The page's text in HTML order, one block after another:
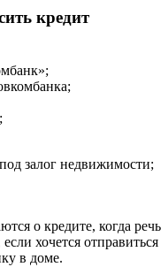
кредит
залог недвижимости;
о кредите, когда речь
хочется отправиться
в доме.